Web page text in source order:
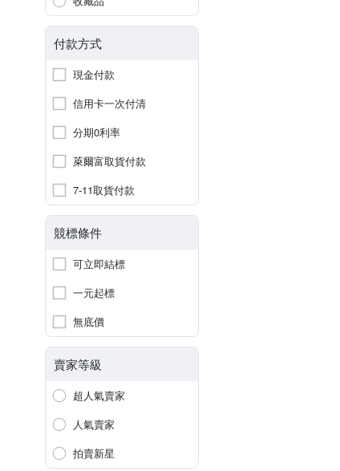
付款方式
現金付款
信用卡一次付清
分期0利率
萊爾富取貨付款
7-11取貨付款
競標條件
可立即結標
一元起標
無底價
賣家等級
超人氣賣家
人氣賣家
拍賣新星